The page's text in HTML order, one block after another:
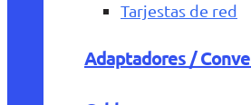
Tarjestas de red
Adaptadores /